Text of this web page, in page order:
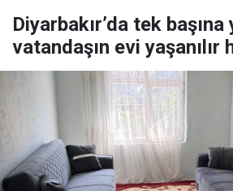
Diyarbakır’da tek başına
vatandaşın evi